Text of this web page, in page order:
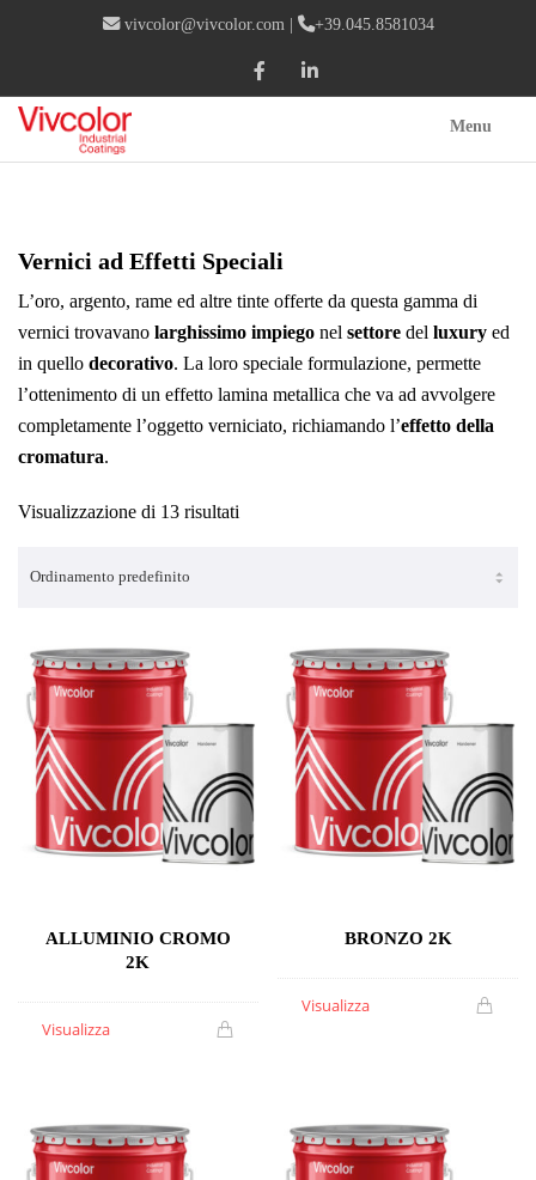
vivcolor@vivcolor.com | +39.045.8581034
Menu
Vernici ad Effetti Speciali
L’oro, argento, rame ed altre tinte offerte da questa gamma di
vernici trovavano larghissimo impiego nel settore del luxury ed
in quello decorativo. La loro speciale formulazione, permette
l’ottenimento di un effetto lamina metallica che va ad avvolgere
completamente l’oggetto verniciato, richiamando l’effetto della
cromatura.
Visualizzazione di 13 risultati
ALLUMINIO CROMO
2K
Visualizza
BRONZO 2K
Visualizza